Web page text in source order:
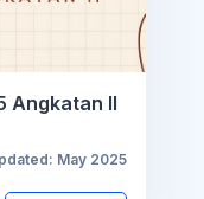
Angkatan II
May 2025